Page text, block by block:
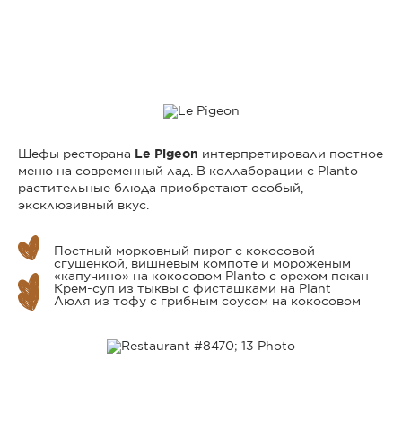
Шефы ресторана Le Pigeon интерпретировали постное
меню на современный лад. В коллаборации с Planto
растительные блюда приобретают особый,
эксклюзивный вкус.
Постный морковный пирог с кокосовой
сгущенкой, вишневым компоте и мороженым
«капучино» на кокосовом Planto с орехом пекан
Крем-суп из тыквы с фисташками на Plant
Люля из тофу с грибным соусом на кокосовом